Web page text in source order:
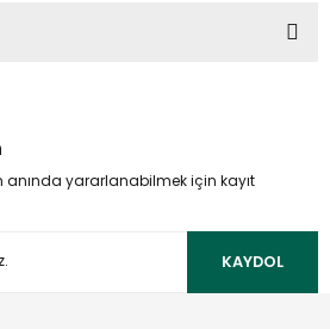
teşekkür ederiz.
eksik bilgiler bulunuyor.
yararlanabilmek için kayıt
KAYDOL